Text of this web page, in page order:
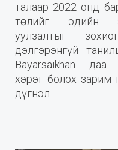
талаар 2022 онд
төслийг эдийн
уулзалтыг
дэлгэрэнгүй
Bayarsaikhan -даа
хэрэг болох зарим
дүгнэл